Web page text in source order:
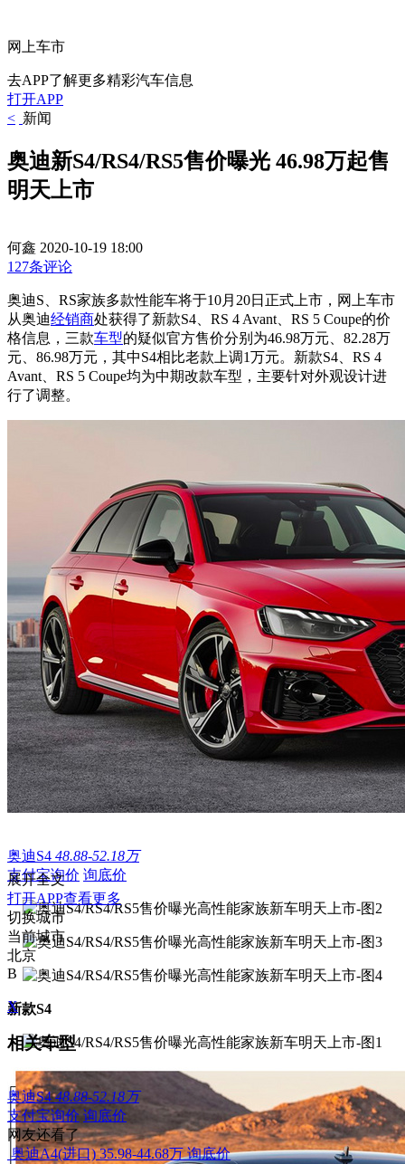
网上车市
去APP了解更多精彩汽车信息
打开APP
< 新闻
奥迪新S4/RS4/RS5售价曝光 46.98万起售
明天上市
何鑫 2020-10-19 18:00
127条评论
奥迪S、RS家族多款性能车将于10月20日正式上市，网上车市
从奥迪经销商处获得了新款S4、RS 4 Avant、RS 5 Coupe的价
格信息， 三款车型的疑似官方售价分别为46.98万元、82.28万
元、86.98万元，其中S4相比老款上调1万元。新款S4、RS 4
Avant、RS 5 Coupe均为中期改款车型，主要针对外观设计进
行了调整。
奥迪S4 48.88-52.18万
支付宝询价 询底价
新款S4
展开全文
打开APP查看更多
切换城市
当前城市
北京
B
X
相关车型
奥迪S4 48.88-52.18万
支付宝询价 询底价
网友还看了
奥迪A4(进口) 35.98-44.68万 询底价